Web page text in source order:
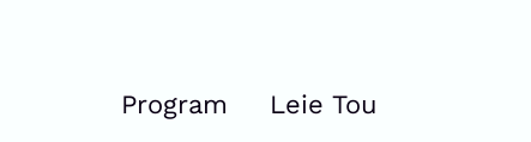
Program Leie Tou